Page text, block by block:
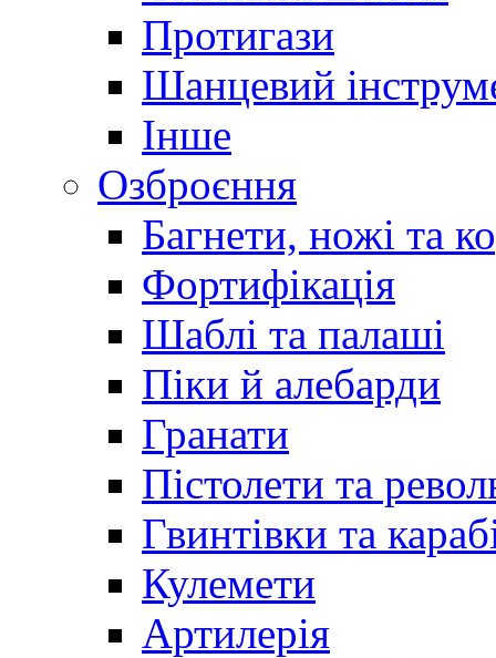
Протигази
Шанцевий
Інше
Озброєння
Багнети, ножі та
Фортифікація
Шаблі та палаші
Піки й алебарди
Гранати
Пістолети та
Гвинтівки та
Кулемети
Артилерія